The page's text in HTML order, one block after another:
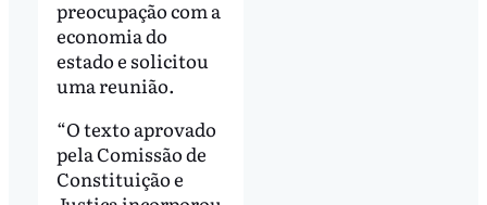
preocupação com a
economia do
estado e solicitou
uma reunião.
“O texto aprovado
pela Comissão de
Constituição e